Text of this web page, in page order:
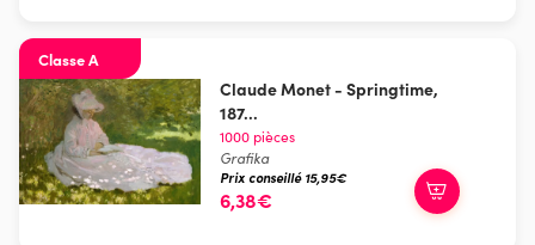
Classe A
Claude Monet - Springtime,
187...
1000 pièces
Grafika
Prix conseillé 15,95€
6,38€